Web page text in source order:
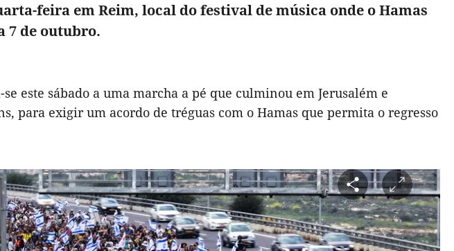
feira em Reim, local do festival de música onde o Hamas
7 de outubro.
este sábado a uma marcha a pé que culminou em Jerusalém e
para exigir um acordo de tréguas com o Hamas que permita o regresso